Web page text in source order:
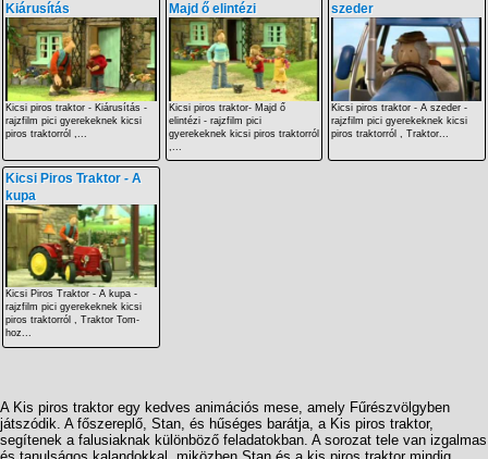
Kiárusítás
Kicsi piros traktor - Kiárusítás -
rajzfilm pici gyerekeknek kicsi
piros traktorról ,...
Majd ő elintézi
Kicsi piros traktor- Majd ő
elintézi - rajzfilm pici
gyerekeknek kicsi piros traktorról
szeder
Kicsi piros traktor - A szeder -
rajzfilm pici gyerekeknek kicsi
piros traktorról , Traktor...
Kicsi Piros Traktor - A
kupa
Kicsi Piros Traktor - A kupa -
rajzfilm pici gyerekeknek kicsi
piros traktorról , Traktor Tom-
hoz...
A Kis piros traktor egy kedves animációs mese, amely Fűrészvölgyben
játszódik. A főszereplő, Stan, és hűséges barátja, a Kis piros traktor,
segítenek a falusiaknak különböző feladatokban. A sorozat tele van izgalmas